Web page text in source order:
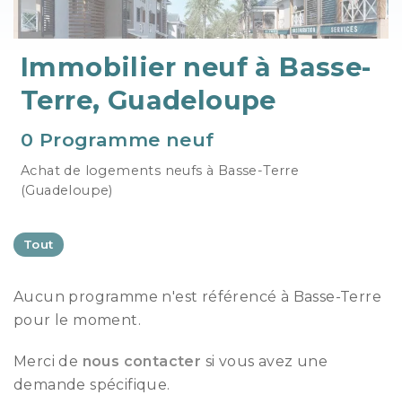
Immobilier neuf à Basse-
Terre, Guadeloupe
0 Programme neuf
Achat de logements neufs à Basse-Terre
(Guadeloupe)
Tout
Aucun programme n'est référencé à Basse-Terre
pour le moment.
Merci de nous contacter si vous avez une
demande spécifique.